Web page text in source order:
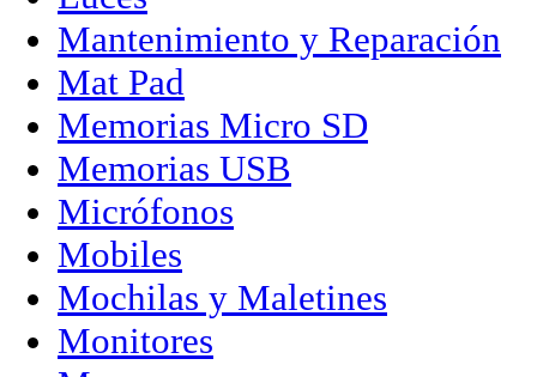
Mantenimiento y Reparación
Mat Pad
Memorias Micro SD
Memorias USB
Micrófonos
Mobiles
Mochilas y Maletines
Monitores